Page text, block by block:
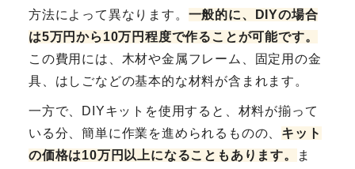
方法によって異なります。 一般的に、DIYの場合
は5万円から10万円程度で作ることが可能です。
この費用には、木材や金属フレーム、固定用の金
具、はしごなどの基本的な材料が含まれます。
一方で、DIYキットを使用すると、材料が揃って
いる分、簡単に作業を進められるものの、 キット
の価格は10万円以上になることもあります。
ま